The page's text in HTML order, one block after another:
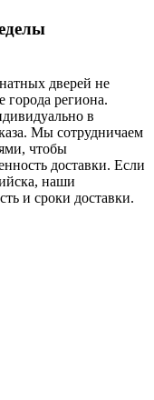
дверей не
города региона.
в
Мы сотрудничаем
чтобы
доставки. Если
наши
и сроки доставки.